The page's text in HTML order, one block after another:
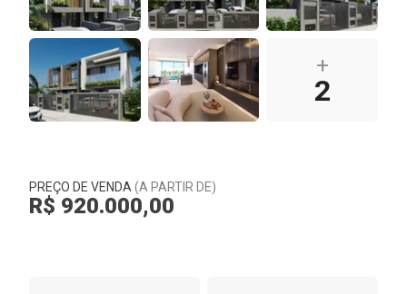
+
2
PREÇO DE VENDA (A PARTIR DE)
R$ 920.000,00